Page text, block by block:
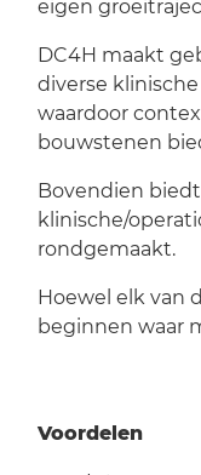
eigen
DC4H maakt
diverse
waardoor
bouwstenen
Bovendien
klinische/
rondgemaakt.
Hoewel elk van
beginnen waar
Voordelen